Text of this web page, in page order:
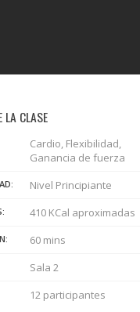
LA CLASE
Cardio, Flexibilidad,
Ganancia de fuerza
Nivel Principiante
410 KCal aproximadas
60 mins
Sala 2
12 participantes